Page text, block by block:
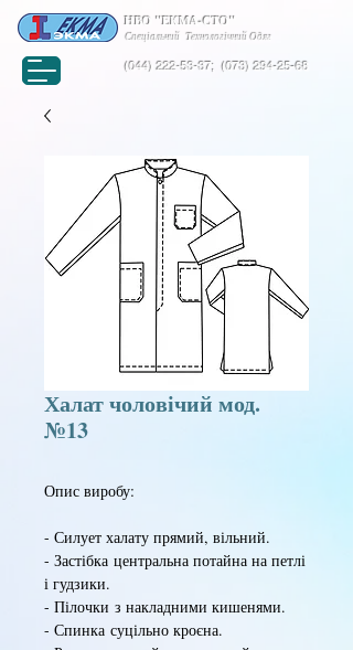
(044) 222-53-37;(073) 294-25-68
НВО "ЕКМА-СТО"
Спеціальний Технологічний Одяг
Халат чоловічий мод.
№13
Опис виробу:
- Силует халату прямий, вільний.
- Застібка центральна потайна на петлі
і гудзики.
- Пілочки з накладними кишенями.
- Спинка суцільно кроєна.